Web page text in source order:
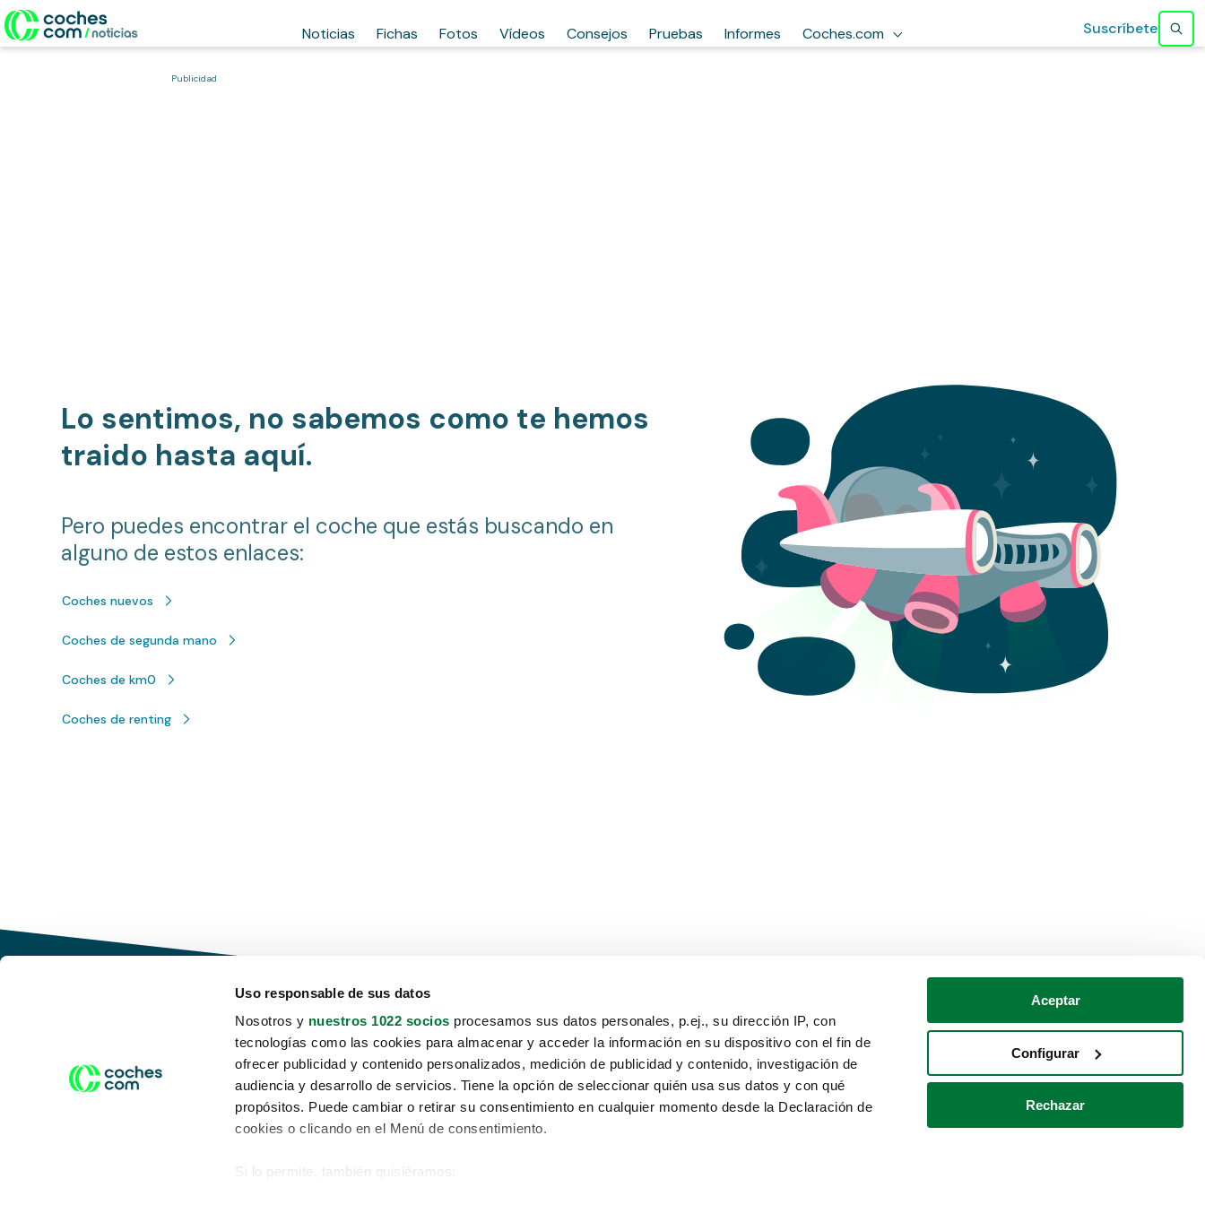
Uso responsable de sus datos
Nosotros y nuestros 1022 socios procesamos sus datos personales, p.ej., su dirección IP, con
tecnologías como las cookies para almacenar y acceder la información en su dispositivo con el fin de
ofrecer publicidad y contenido personalizados, medición de publicidad y contenido, investigación de
audiencia y desarrollo de servicios. Tiene la opción de seleccionar quién usa sus datos y con qué
propósitos. Puede cambiar o retirar su consentimiento en cualquier momento desde la Declaración de
cookies o clicando en el Menú de consentimiento.
Si lo permite, también quisiéramos:
Aceptar
Configurar
Rechazar
Noticias Fichas Fotos Vídeos Consejos Pruebas Informes Coches.com Suscríbete
Publicidad
Lo sentimos, no sabemos como te hemos
traido hasta aquí.
Pero puedes encontrar el coche que estás buscando en
alguno de estos enlaces:
Coches nuevos
Coches de segunda mano
Coches de km0
Coches de renting
Conduce tu futuro,
desata tu movilidad